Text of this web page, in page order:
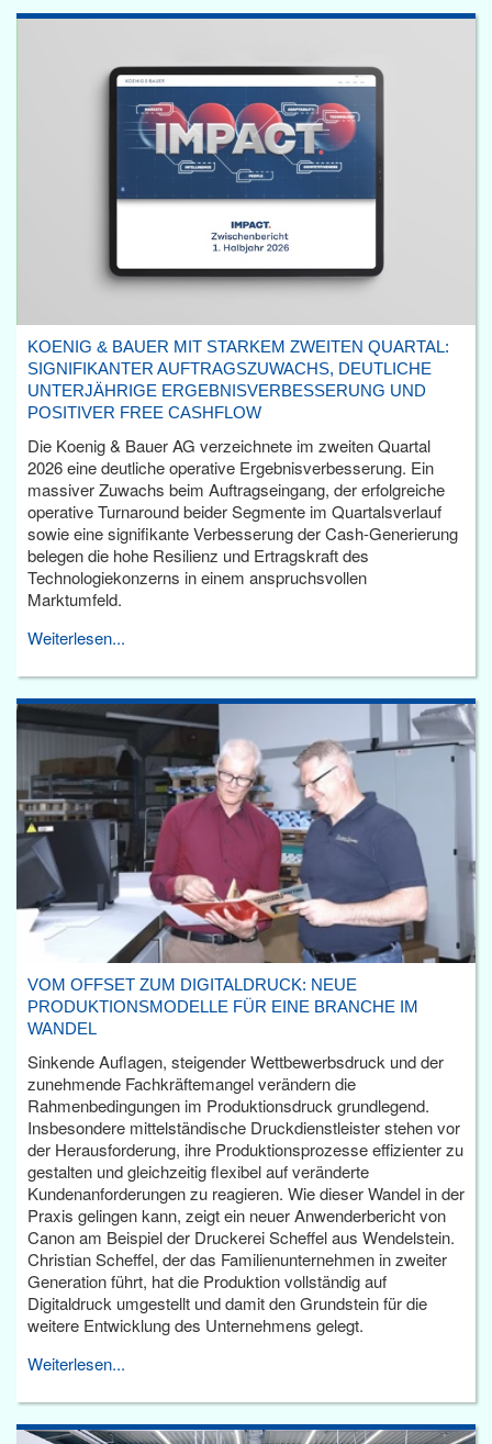
KOENIG & BAUER MIT STARKEM ZWEITEN QUARTAL:
SIGNIFIKANTER AUFTRAGSZUWACHS, DEUTLICHE
UNTERJÄHRIGE ERGEBNISVERBESSERUNG UND
POSITIVER FREE CASHFLOW
Die Koenig & Bauer AG verzeichnete im zweiten Quartal
2026 eine deutliche operative Ergebnisverbesserung. Ein
massiver Zuwachs beim Auftragseingang, der erfolgreiche
operative Turnaround beider Segmente im Quartalsverlauf
sowie eine signifikante Verbesserung der Cash-Generierung
belegen die hohe Resilienz und Ertragskraft des
Technologiekonzerns in einem anspruchsvollen
Marktumfeld.
Weiterlesen...
VOM OFFSET ZUM DIGITALDRUCK: NEUE
PRODUKTIONSMODELLE FÜR EINE BRANCHE IM
WANDEL
Sinkende Auflagen, steigender Wettbewerbsdruck und der
zunehmende Fachkräftemangel verändern die
Rahmenbedingungen im Produktionsdruck grundlegend.
Insbesondere mittelständische Druckdienstleister stehen vor
der Herausforderung, ihre Produktionsprozesse effizienter zu
gestalten und gleichzeitig flexibel auf veränderte
Kundenanforderungen zu reagieren. Wie dieser Wandel in der
Praxis gelingen kann, zeigt ein neuer Anwenderbericht von
Canon am Beispiel der Druckerei Scheffel aus Wendelstein.
Christian Scheffel, der das Familienunternehmen in zweiter
Generation führt, hat die Produktion vollständig auf
Digitaldruck umgestellt und damit den Grundstein für die
weitere Entwicklung des Unternehmens gelegt.
Weiterlesen...